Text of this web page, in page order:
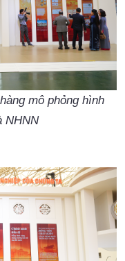
mô phỏng hình
NHNN